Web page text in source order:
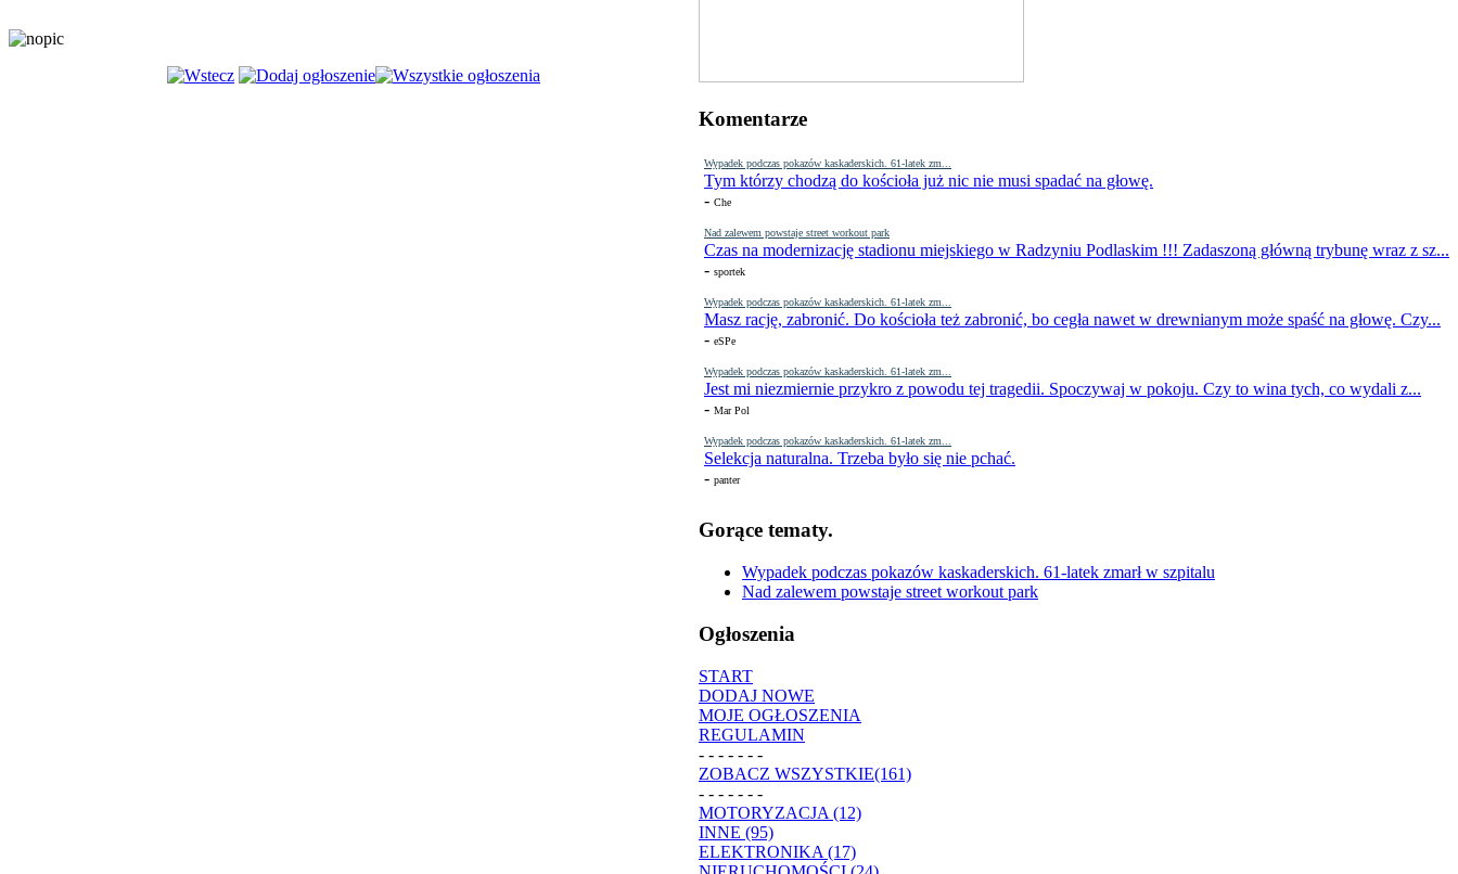
Komentarze
Wypadek podczas pokazów kaskaderskich. 61-latek zm...
Tym którzy chodzą do kościoła już nic nie musi spadać na głowę.
- Che
Nad zalewem powstaje street workout park
Czas na modernizację stadionu miejskiego w Radzyniu Podlaskim !!! Zadaszoną główną trybunę wraz z sz...
- sportek
Wypadek podczas pokazów kaskaderskich. 61-latek zm...
Masz rację, zabronić. Do kościoła też zabronić, bo cegła nawet w drewnianym może spaść na głowę. Czy...
- eSPe
Wypadek podczas pokazów kaskaderskich. 61-latek zm...
Jest mi niezmiernie przykro z powodu tej tragedii. Spoczywaj w pokoju. Czy to wina tych, co wydali z...
- Mar Pol
Wypadek podczas pokazów kaskaderskich. 61-latek zm...
Selekcja naturalna. Trzeba było się nie pchać.
- panter
Gorące tematy.
Wypadek podczas pokazów kaskaderskich. 61-latek zmarł w szpitalu
Nad zalewem powstaje street workout park
Ogłoszenia
START
DODAJ NOWE
MOJE OGŁOSZENIA
REGULAMIN
- - - - - - -
ZOBACZ WSZYSTKIE(161)
- - - - - - -
MOTORYZACJA (12)
INNE (95)
ELEKTRONIKA (17)